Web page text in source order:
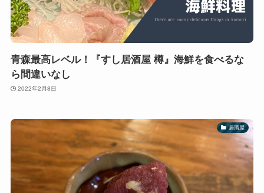
青森最高レベル！『すし居酒屋 樽』海鮮を食べるな
ら間違いなし
2022年2月8日
居酒屋